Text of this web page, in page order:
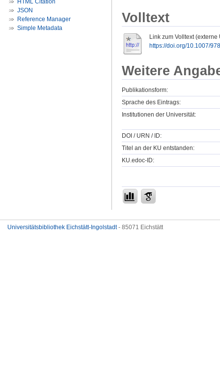
HTML Citation
JSON
Reference Manager
Simple Metadata
Volltext
Link zum Volltext (externe
https://doi.org/10.1007/
Weitere
Publikationsform:
Sprache des Eintrags:
Institutionen der Universität:
DOI / URN / ID:
Titel an der KU entstanden:
KU.edoc-ID:
Universitätsbibliothek Eichstätt-Ingolstadt- 85071 Eichstätt